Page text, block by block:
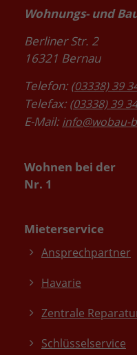
Wohnungs- und
Berliner Str. 2
16321 Bernau
Telefon:(03338) 39
Telefax:(03338) 39
E-Mail:info@wobau-
Wohnen bei der
Nr. 1
Mieterservice
Ansprechpartner
Havarie
Zentrale
Schlüsselservice